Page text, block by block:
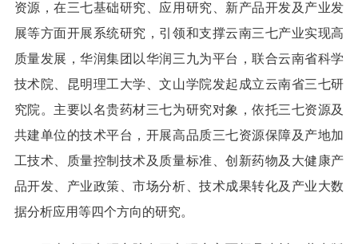
资源，在三七基础研究、应用研究、新产品开发及产业发
展等方面开展系统研究，引领和支撑云南三七产业实现高
质量发展，华润集团以华润三九为平台，联合云南省科学
技术院、昆明理工大学、文山学院发起成立云南省三七研
究院。主要以名贵药材三七为研究对象，依托三七资源及
共建单位的技术平台，开展高品质三七资源保障及产地加
工技术、质量控制技术及质量标准、创新药物及大健康产
品开发、产业政策、市场分析、技术成果转化及产业大数
据分析应用等四个方向的研究。